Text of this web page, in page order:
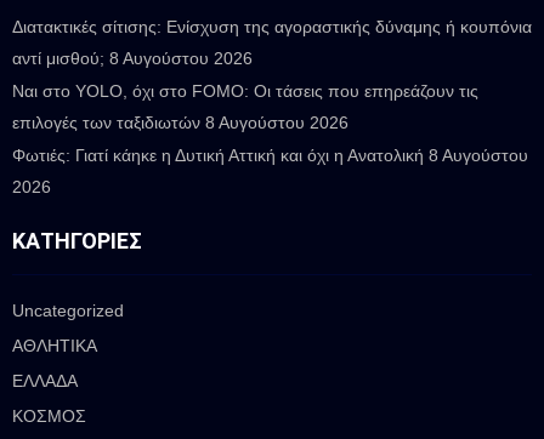
Διατακτικές σίτισης: Ενίσχυση της αγοραστικής δύναμης ή κουπόνια
αντί μισθού; 8 Αυγούστου 2026
Ναι στο YOLO, όχι στο FOMO: Οι τάσεις που επηρεάζουν τις
επιλογές των ταξιδιωτών 8 Αυγούστου 2026
Φωτιές: Γιατί κάηκε η Δυτική Αττική και όχι η Ανατολική 8 Αυγούστου
2026
ΚΑΤΗΓΟΡΊΕΣ
Uncategorized
ΑΘΛΗΤΙΚΑ
ΕΛΛΑΔΑ
ΚΟΣΜΟΣ